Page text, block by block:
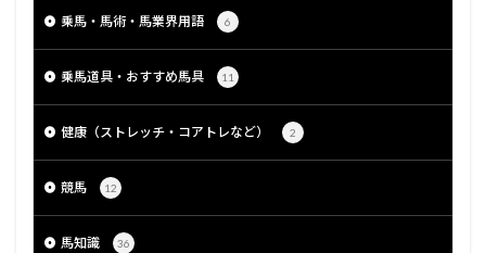
乗馬・馬術・馬業界用語 6
乗馬道具・おすすめ馬具 11
健康（ストレッチ・コアトレなど） 2
競馬 12
馬知識 36